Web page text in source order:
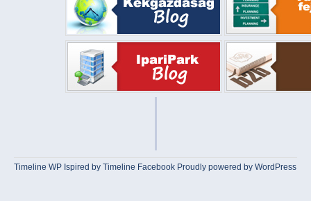
Timeline WP Ispired byTimeline Facebook Proudly powered by WordPress